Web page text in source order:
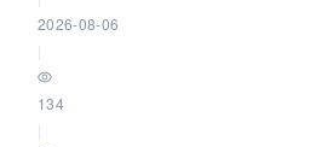
2026-08-06
134